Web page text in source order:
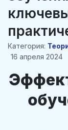
Категория:
16 апреля 2024